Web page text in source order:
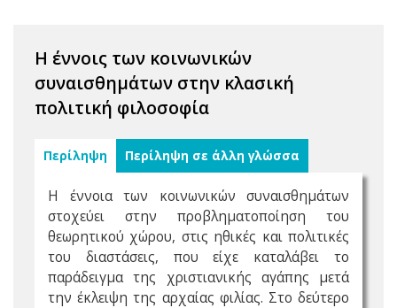
H έννοις των κοινωνικών
συναισθημάτων στην κλασική
πολιτική φιλοσοφία
Περίληψη Περίληψη σε άλλη γλώσσα
Η έννοια των κοινωνικών συναισθημάτων
στοχεύει στην προβληματοποίηση του
θεωρητικού χώρου, στις ηθικές και πολιτικές
του διαστάσεις, που είχε καταλάβει το
παράδειγμα της χριστιανικής αγάπης μετά
την έκλειψη της αρχαίας φιλίας. Στο δεύτερο